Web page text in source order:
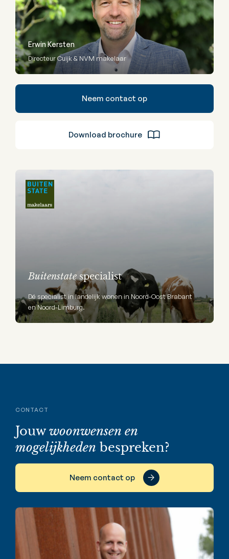
Erwin Kersten
Directeur Cuijk & NVM makelaar
Neem contact op
Download brochure
Buitenstatespecialist
Dé specialist in landelijk wonen in Noord-Oost Brabant
en Noord-Limburg.
CONTACT
Jouwwoonwensen en
mogelijkheden bespreken?
Neem contact op